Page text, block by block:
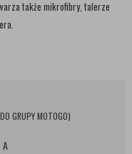
także mikrofibry, talerze
GRUPY MOTOGO)
A